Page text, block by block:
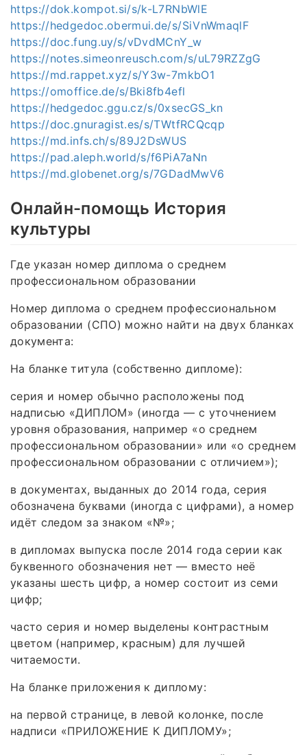
https://dok.kompot.si/s/k-L7RNbWlE
https://hedgedoc.obermui.de/s/SiVnWmaqlF
https://doc.fung.uy/s/vDvdMCnY_w
https://notes.simeonreusch.com/s/uL79RZZgG
https://md.rappet.xyz/s/Y3w-7mkbO1
https://omoffice.de/s/Bki8fb4efl
https://hedgedoc.ggu.cz/s/0xsecGS_kn
https://doc.gnuragist.es/s/TWtfRCQcqp
https://md.infs.ch/s/89J2DsWUS
https://pad.aleph.world/s/f6PiA7aNn
https://md.globenet.org/s/7GDadMwV6
Онлайн-помощь История
культуры
Где указан номер диплома о среднем
профессиональном образовании
Номер диплома о среднем профессиональном
образовании (СПО) можно найти на двух бланках
документа:
На бланке титула (собственно дипломе):
серия и номер обычно расположены под
надписью «ДИПЛОМ» (иногда — с уточнением
уровня образования, например «о среднем
профессиональном образовании» или «о среднем
профессиональном образовании с отличием»);
в документах, выданных до 2014 года, серия
обозначена буквами (иногда с цифрами), а номер
идёт следом за знаком «№»;
в дипломах выпуска после 2014 года серии как
буквенного обозначения нет — вместо неё
указаны шесть цифр, а номер состоит из семи
цифр;
часто серия и номер выделены контрастным
цветом (например, красным) для лучшей
читаемости.
На бланке приложения к диплому:
на первой странице, в левой колонке, после
надписи «ПРИЛОЖЕНИЕ К ДИПЛОМУ»;